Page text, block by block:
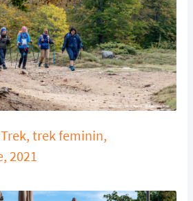
trek feminin,
2021